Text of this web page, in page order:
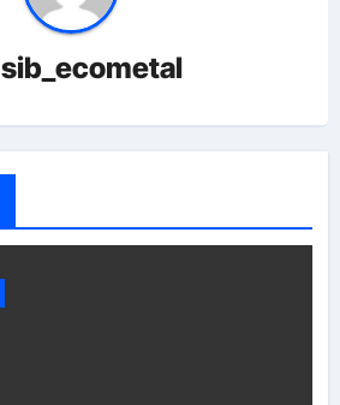
sib_ecometal